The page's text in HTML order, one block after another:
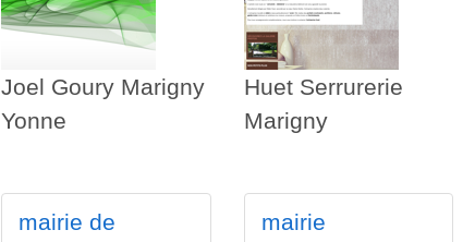
Joel Goury Marigny
Yonne
Huet Serrurerie
Marigny
mairie de
mairie